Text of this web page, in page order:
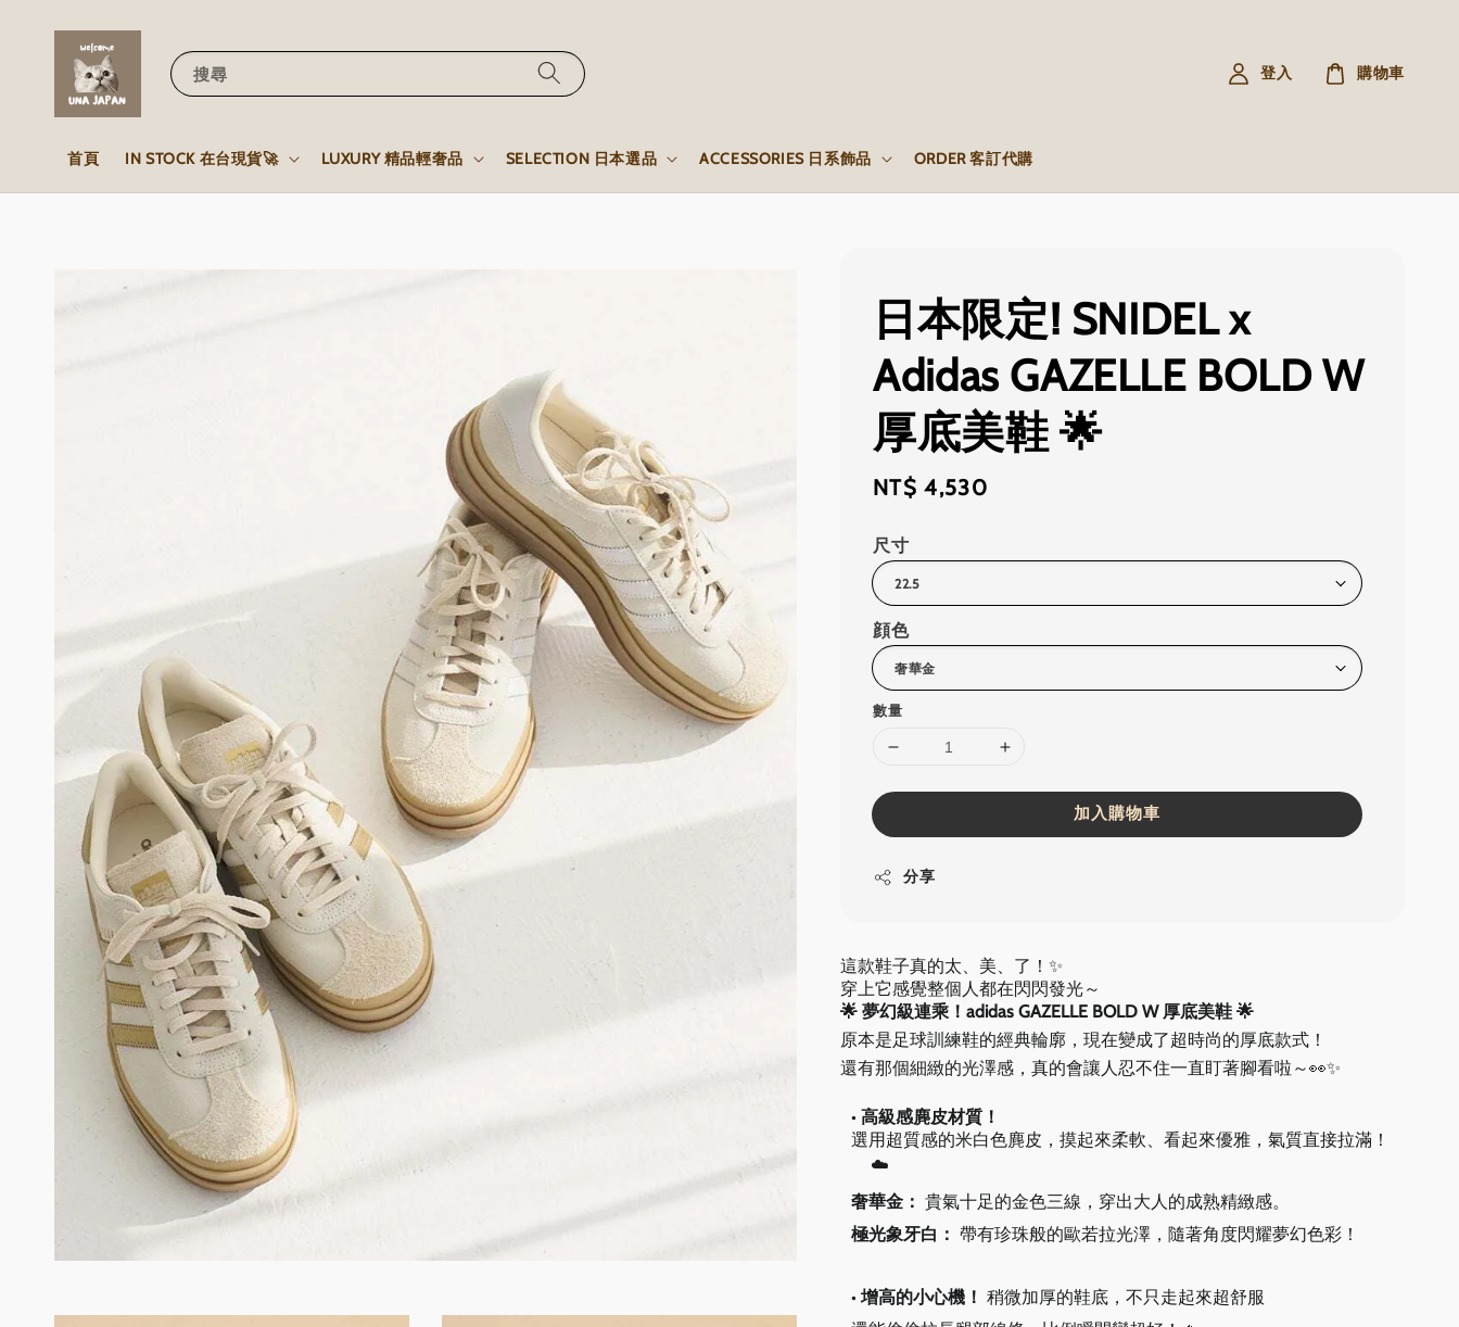
搜尋
首頁 IN STOCK 在台現貨🚀 LUXURY 精品輕奢品 SELECTION 日本選品 ACCESSORIES 日系飾品 ORDER 客訂代購
登入 購物車
日本限定! SNIDEL x
Adidas GAZELLE BOLD W
厚底美鞋 🌟
Regular
NT$ 4,530
尺寸
顔色
數量
加入購物車
分享
這款鞋子真的太、美、了！✨
穿上它感覺整個人都在閃閃發光～
🌟 夢幻級連乘！adidas GAZELLE BOLD W 厚底美鞋 🌟
原本是足球訓練鞋的經典輪廓，現在變成了超時尚的厚底款式！
還有那個細緻的光澤感，真的會讓人忍不住一直盯著腳看啦～👀✨
•高級感麂皮材質！
選用超質感的米白色麂皮，摸起來柔軟、看起來優雅，氣質直接拉滿！
☁️
奢華金： 貴氣十足的金色三線，穿出大人的成熟精緻感。
極光象牙白： 帶有珍珠般的歐若拉光澤，隨著角度閃耀夢幻色彩！
•增高的小心機！ 稍微加厚的鞋底，不只走起來超舒服